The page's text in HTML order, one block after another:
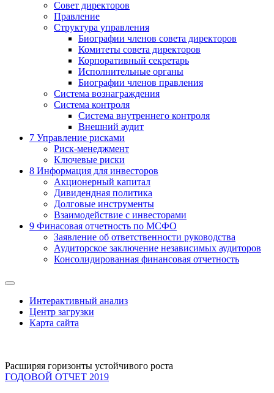
Совет директоров
Правление
Структура управления
Биографии членов совета директоров
Комитеты совета директоров
Корпоративный секретарь
Исполнительные органы
Биографии членов правления
Система вознаграждения
Система контроля
Система внутреннего контроля
Внешний аудит
7 Управление рисками
Риск-менеджмент
Ключевые риски
8 Информация для инвесторов
Акционерный капитал
Дивидендная политика
Долговые инструменты
Взаимодействие с инвеcторами
9 Финасовая отчетность по МСФО
Заявление об ответственности руководства
Аудиторское заключение независимых аудиторов
Консолидированная финансовая отчетность
Интерактивный анализ
Центр загрузки
Карта сайта
Расширяя горизонты устойчивого роста
ГОДОВОЙ ОТЧЕТ 2019